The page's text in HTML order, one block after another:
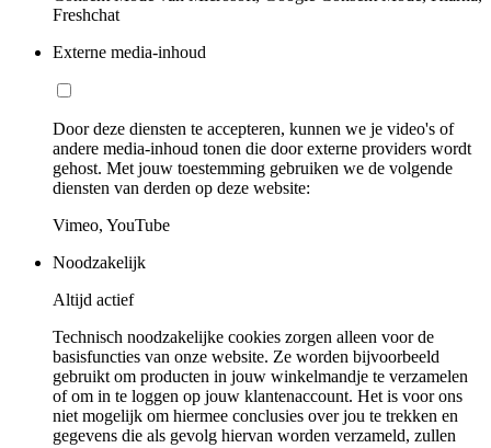
Freshchat
Externe media-inhoud
Door deze diensten te accepteren, kunnen we je video's of
andere media-inhoud tonen die door externe providers wordt
gehost. Met jouw toestemming gebruiken we de volgende
diensten van derden op deze website:
Vimeo, YouTube
Noodzakelijk
Altijd actief
Technisch noodzakelijke cookies zorgen alleen voor de
basisfuncties van onze website. Ze worden bijvoorbeeld
gebruikt om producten in jouw winkelmandje te verzamelen
of om in te loggen op jouw klantenaccount. Het is voor ons
niet mogelijk om hiermee conclusies over jou te trekken en
gegevens die als gevolg hiervan worden verzameld, zullen